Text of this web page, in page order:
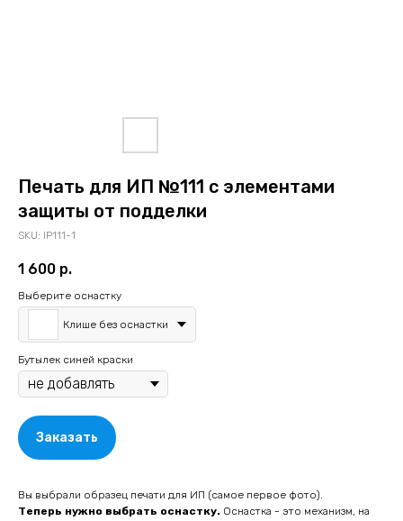
Печать для ИП №111 с элементами
защиты от подделки
SKU: IP111-1
1 600 р.
Выберите оснастку
Клише без оснастки
Бутылек синей краски
Заказать
Вы выбрали образец печати для ИП (самое первое фото).
Теперь нужно выбрать оснастку. Оснастка - это механизм, на